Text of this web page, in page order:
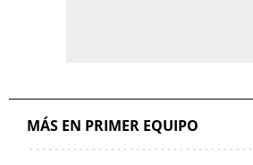
MÁS EN PRIMER EQUIPO